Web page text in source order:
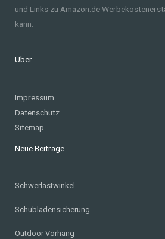
und Links zu Amazon.de
kann.
Über
Impressum
Datenschutz
Sitemap
Neue Beiträge
Schwerlastwinkel
Schubladensicherung
Outdoor Vorhang